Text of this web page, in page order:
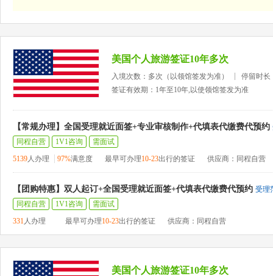
美国个人旅游签证10年多次
入境次数：多次（以领馆签发为准）
停留时长
签证有效期：1年至10年,以使领馆签发为准
【常规办理】全国受理就近面签+专业审核制作+代填表代缴费代预约
同程自营
1V1咨询
需面试
5139人办理 97%满意度 最早可办理10-23出行的签证 供应商：同程自营
【团购特惠】双人起订+全国受理就近面签+代填表代缴费代预约 受理
同程自营
1V1咨询
需面试
331人办理 最早可办理10-23出行的签证 供应商：同程自营
美国个人旅游签证10年多次